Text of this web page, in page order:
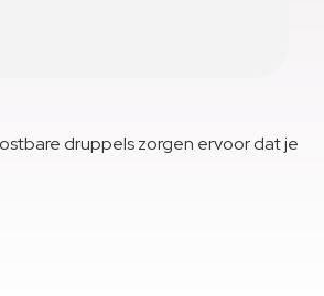
druppels zorgen ervoor dat je